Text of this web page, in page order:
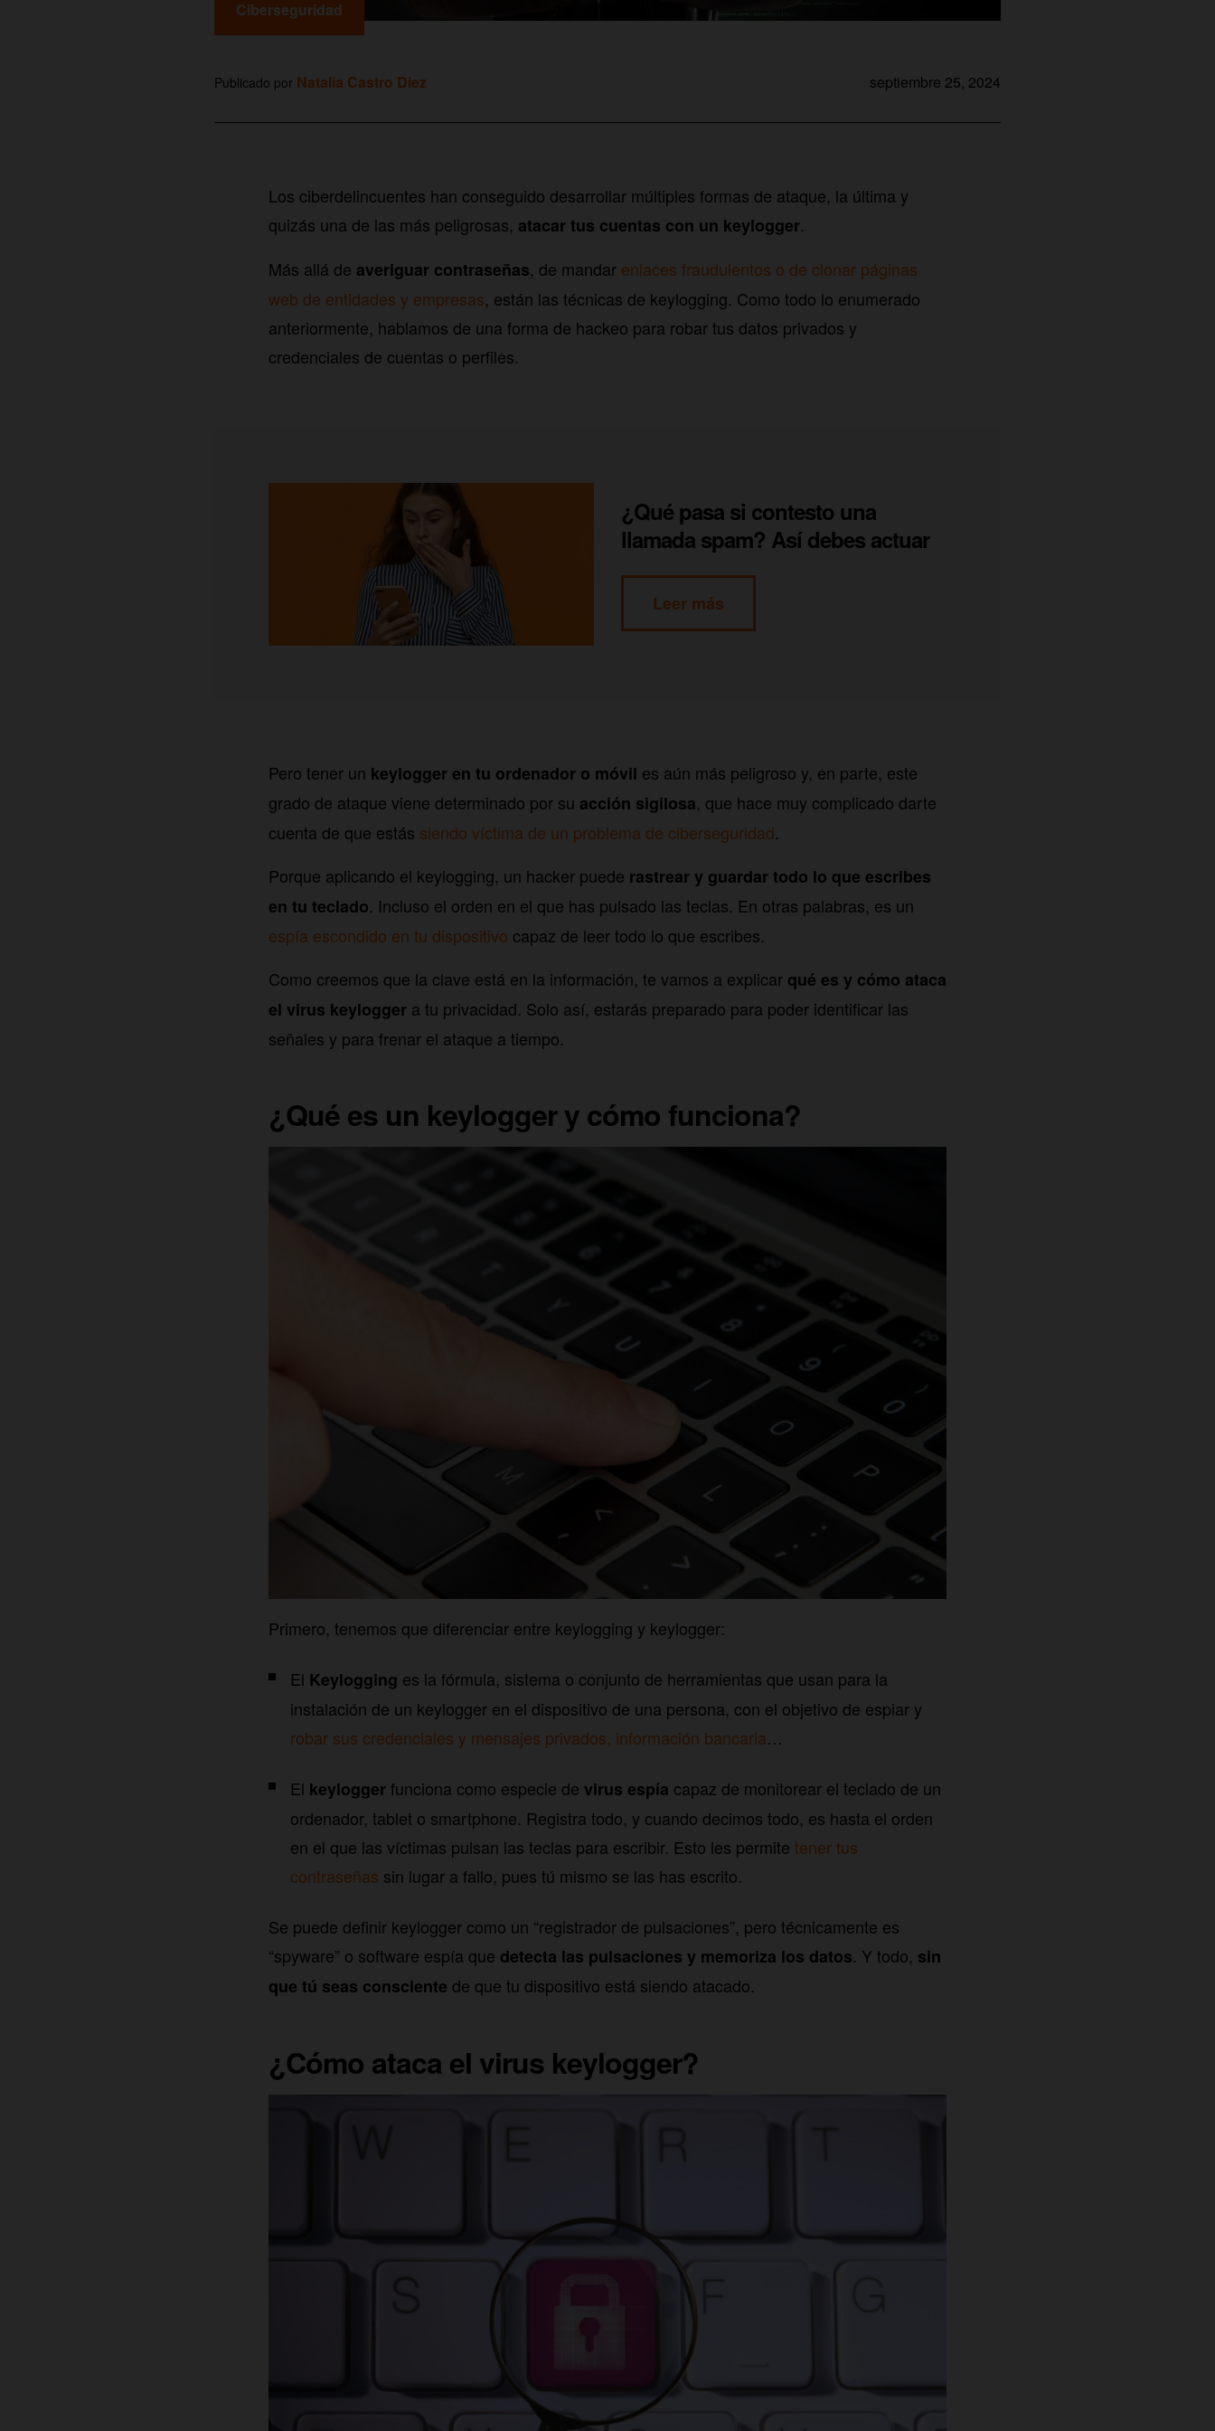
Ciberseguridad
Publicado por Natalia Castro Diez septiembre 25, 2024
Los ciberdelincuentes han conseguido desarrollar múltiples formas de ataque, la última y
quizás una de las más peligrosas, atacar tus cuentas con un keylogger.
Más allá de averiguar contraseñas, de mandar enlaces fraudulentos o de clonar páginas
web de entidades y empresas, están las técnicas de keylogging. Como todo lo enumerado
anteriormente, hablamos de una forma de hackeo para robar tus datos privados y
credenciales de cuentas o perfiles.
¿Qué pasa si contesto una
llamada spam? Así debes actuar
Leer más
Pero tener un keylogger en tu ordenador o móvil es aún más peligroso y, en parte, este
grado de ataque viene determinado por su acción sigilosa, que hace muy complicado darte
cuenta de que estás siendo víctima de un problema de ciberseguridad.
Porque aplicando el keylogging, un hacker puede rastrear y guardar todo lo que escribes
en tu teclado. Incluso el orden en el que has pulsado las teclas. En otras palabras, es un
espía escondido en tu dispositivo capaz de leer todo lo que escribes.
Como creemos que la clave está en la información, te vamos a explicar qué es y cómo ataca
el virus keylogger a tu privacidad. Solo así, estarás preparado para poder identificar las
señales y para frenar el ataque a tiempo.
¿Qué es un keylogger y cómo funciona?
Primero, tenemos que diferenciar entre keylogging y keylogger:
El Keylogging es la fórmula, sistema o conjunto de herramientas que usan para la
instalación de un keylogger en el dispositivo de una persona, con el objetivo de espiar y
robar sus credenciales y mensajes privados, información bancaria…
El keyloggerfunciona como especie de virus espía capaz de monitorear el teclado de un
ordenador, tablet o smartphone. Registra todo, y cuando decimos todo, es hasta el orden
en el que las víctimas pulsan las teclas para escribir. Esto les permite tener tus
contraseñas sin lugar a fallo, pues tú mismo se las has escrito.
Se puede definir keylogger como un “registrador de pulsaciones”, pero técnicamente es
“spyware” o software espía que detecta las pulsaciones y memoriza los datos. Y todo, sin
que tú seas consciente de que tu dispositivo está siendo atacado.
¿Cómo ataca el virus keylogger?